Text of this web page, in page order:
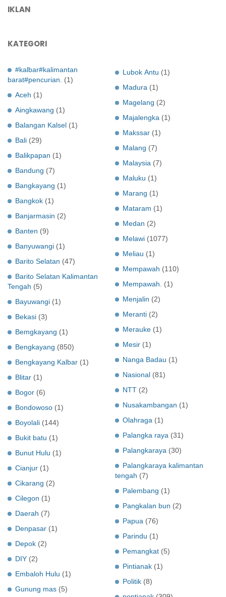
IKLAN
KATEGORI
#kalbar#kalimantan
barat#pencurian.
(1)
Aceh (1)
Aingkawang (1)
Balangan Kalsel (1)
Bali (29)
Balikpapan (1)
Bandung (7)
Bangkayang (1)
Bangkok (1)
Banjarmasin (2)
Banten (9)
Banyuwangi (1)
Barito Selatan (47)
Barito Selatan Kalimantan
Tengah (5)
Bayuwangi (1)
Bekasi (3)
Bemgkayang (1)
Bengkayang (850)
Bengkayang Kalbar (1)
Blitar (1)
Bogor (6)
Bondowoso (1)
Boyolali (144)
Bukit batu (1)
Bunut Hulu (1)
Cianjur (1)
Cikarang (2)
Cilegon (1)
Daerah (7)
Denpasar (1)
Depok (2)
DIY (2)
Embaloh Hulu (1)
Gunung mas (5)
Lubok Antu (1)
Madura (1)
Magelang (2)
Majalengka (1)
Makssar (1)
Malang (7)
Malaysia (7)
Maluku (1)
Marang (1)
Mataram (1)
Medan (2)
Melawi (1077)
Meliau (1)
Mempawah (110)
Mempawah.
(1)
Menjalin (2)
Meranti (2)
Merauke (1)
Mesir (1)
Nanga Badau (1)
Nasional (81)
NTT (2)
Nusakambangan (1)
Olahraga (1)
Palangka raya (31)
Palangkaraya (30)
Palangkaraya kalimantan
tengah (7)
Palembang (1)
Pangkalan bun (2)
Papua (76)
Parindu (1)
Pemangkat (5)
Pintianak (1)
Politik (8)